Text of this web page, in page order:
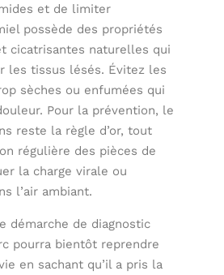
et de limiter
possède des propriétés
cicatrisantes naturelles qui
les tissus lésés. Évitez les
sèches ou enfumées qui
Pour la prévention, le
reste la règle d’or, tout
régulière des pièces de
la charge virale ou
l’air ambiant.
démarche de diagnostic
pourra bientôt reprendre
en sachant qu’il a pris la